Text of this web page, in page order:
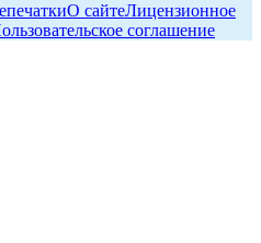
О сайтеЛицензионное
соглашение